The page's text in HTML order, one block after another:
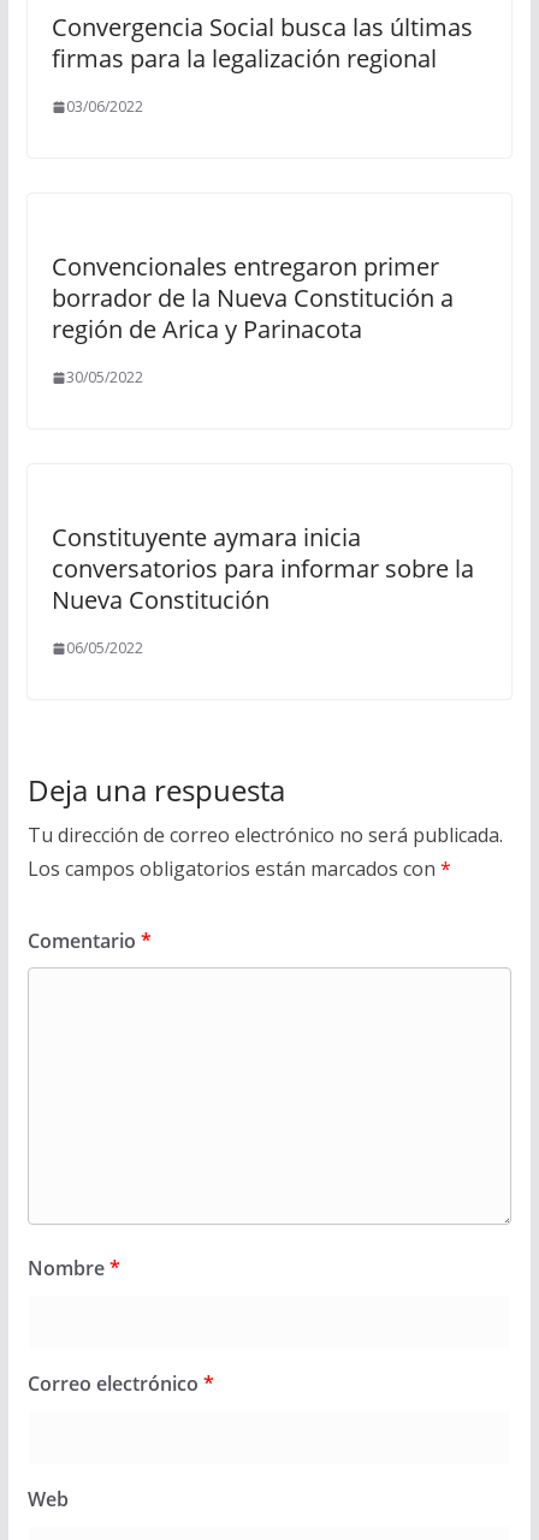
Convergencia Social busca las últimas
firmas para la legalización regional
03/06/2022
Convencionales entregaron primer
borrador de la Nueva Constitución a
región de Arica y Parinacota
30/05/2022
Constituyente aymara inicia
conversatorios para informar sobre la
Nueva Constitución
06/05/2022
Deja una respuesta
Tu dirección de correo electrónico no será publicada.
Los campos obligatorios están marcados con *
Comentario *
Nombre*
Correo electrónico *
Web